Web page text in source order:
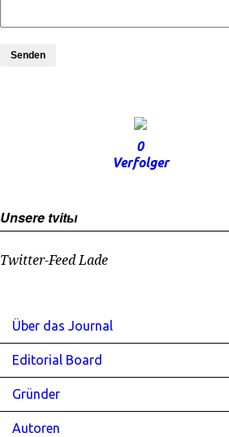
Senden
0
Verfolger
Unsere tvitы
Twitter-Feed Lade
Über das Journal
Editorial Board
Gründer
Autoren